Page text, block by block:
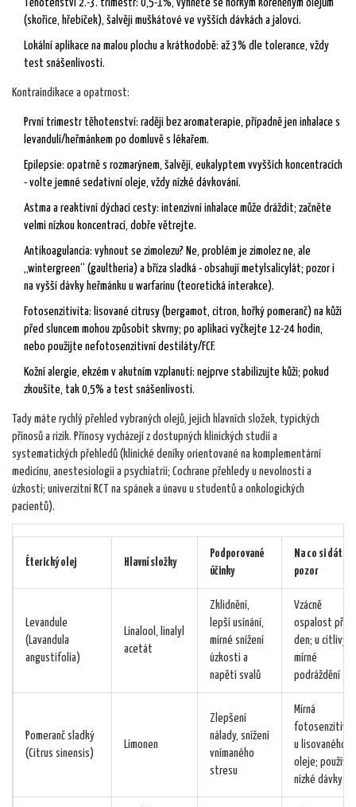
Těhotenství 2.-3. trimestr: 0,5-1%, vyhněte se horkým kořeněným olejům
(skořice, hřebíček), šalvěji muškátové ve vyšších dávkách a jalovci.
Lokální aplikace na malou plochu a krátkodobě: až 3% dle tolerance, vždy
test snášenlivosti.
Kontraindikace a opatrnost:
První trimestr těhotenství: raději bez aromaterapie, případně jen inhalace s
levandulí/heřmánkem po domluvě s lékařem.
Epilepsie: opatrně s rozmarýnem, šalvějí, eukalyptem vvyšších koncentracích
- volte jemné sedativní oleje, vždy nízké dávkování.
Astma a reaktivní dýchací cesty: intenzivní inhalace může dráždit; začněte
velmi nízkou koncentrací, dobře větrejte.
Antikoagulancia: vyhnout se zimolezu? Ne, problém je zimolez ne, ale
„wintergreen“ (gaultheria) a bříza sladká - obsahují metylsalicylát; pozor i
na vyšší dávky heřmánku u warfarinu (teoretická interakce).
Fotosenzitivita: lisované citrusy (bergamot, citron, hořký pomeranč) na kůži
před sluncem mohou způsobit skvrny; po aplikaci vyčkejte 12-24 hodin,
nebo použijte nefotosenzitivní destiláty/FCF.
Kožní alergie, ekzém v akutním vzplanutí: nejprve stabilizujte kůži; pokud
zkoušíte, tak 0,5% a test snášenlivosti.
Tady máte rychlý přehled vybraných olejů, jejich hlavních složek, typických
přínosů a rizik. Přínosy vycházejí z dostupných klinických studií a
systematických přehledů (klinické deníky orientované na komplementární
medicínu, anestesiologii a psychiatrii; Cochrane přehledy u nevolnosti a
úzkosti; univerzitní RCT na spánek a únavu u studentů a onkologických
pacientů).
Éterický olej Hlavní složky
Podporované
účinky
Na co si dát
pozor
Levandule
(Lavandula
angustifolia)
Linalool, linalyl
acetát
Zklidnění,
lepší usínání,
mírné snížení
úzkosti a
napětí svalů
Vzácně
ospalost přes
den; u citlivých
mírné
podráždění
Pomeranč sladký
(Citrus sinensis)
Limonen
Zlepšení
nálady, snížení
vnímaného
stresu
Mírná
u lisovaného
oleje; používat
nízké dávky